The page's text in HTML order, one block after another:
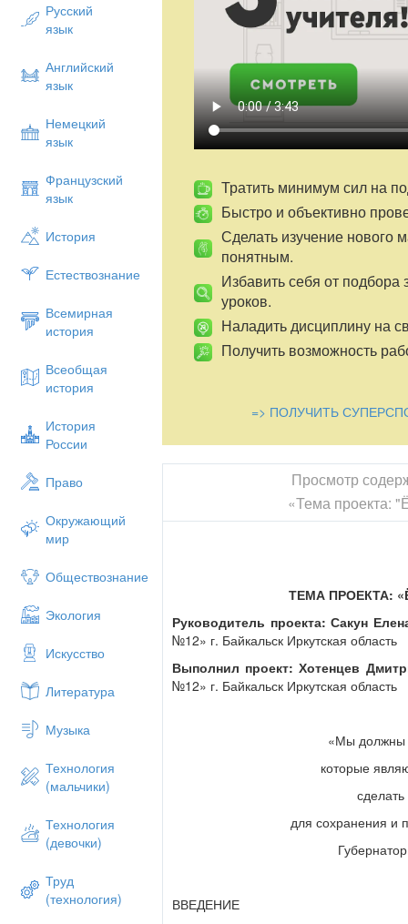
Русский
язык
Английский
язык
Немецкий
язык
Французский
язык
История
Естествознание
Всемирная
история
Всеобщая
история
История
России
Право
Окружающий
мир
Обществознание
Экология
Искусство
Литература
Музыка
Технология
(мальчики)
Технология
(девочки)
Труд
(технология)
Сибирь – это регион, где много
Народы, населяющие эту территорию,
традициями. О ее сокровенных местах
Центральное место занимает Байкал
озеро. Коренные народы Сибири
значение и раз в год проводили на
молебны. На это время прекращались
люди просили Творца (Вечно Синее
танцевальными и спортивными
времени праздники были утеряны.
Возрождение Ёрдынских игр можно
духовному и культурному
России и в частности Ольхонского
ЦЕЛЬ: Изучить один из возрожденных
«Ёрдынские игры».
ЗАДАЧИ:
- исследовать исторические корни
- узнать, какие представители
- почему была выбрана именно гора
- узнать о традициях праздника;
- представить информацию о
позволит увеличить туристический
Ёрдынские игры - международный, что
взаимопониманию между людьми. Это
МЕТОДИКА ИССЛЕДОВАНИЙ:
данных для стендовой защиты,
ГЛАВА I. Исторические корни праздника
Вплоть до XVII-XVIII вв. на западном
Обособленная жизнь в удаленных
побудительных мотивов для поездки
Тратить минимум сил на
Быстро и объективно
Сделать изучение нового
понятным.
Избавить себя от подбора
уроков.
Наладить дисциплину на
Получить возможность
=> ПОЛУЧИТЬ
Просмотр
«Тема проекта:
ТЕМА ПРОЕКТА:
Руководитель проекта: Сакун
№12» г. Байкальск Иркутская область
Выполнил проект: Хотенцев
№12» г. Байкальск Иркутская область
«Мы должны
которые
для сохранения и
ВВЕДЕНИЕ